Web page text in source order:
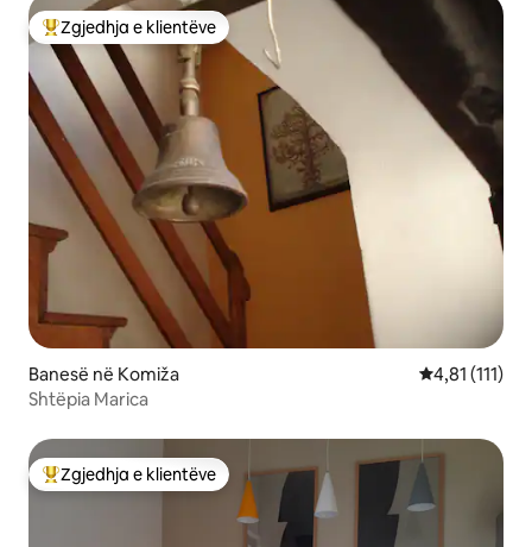
Më të mirat e zgjedhjeve të klientëve
Zgjedhja e klientëve
Banesë në Komiža Vlerësimi
4,81 (111)
Shtëpia Marica
Më të mirat e zgjedhjeve të klientëve
Zgjedhja e klientëve